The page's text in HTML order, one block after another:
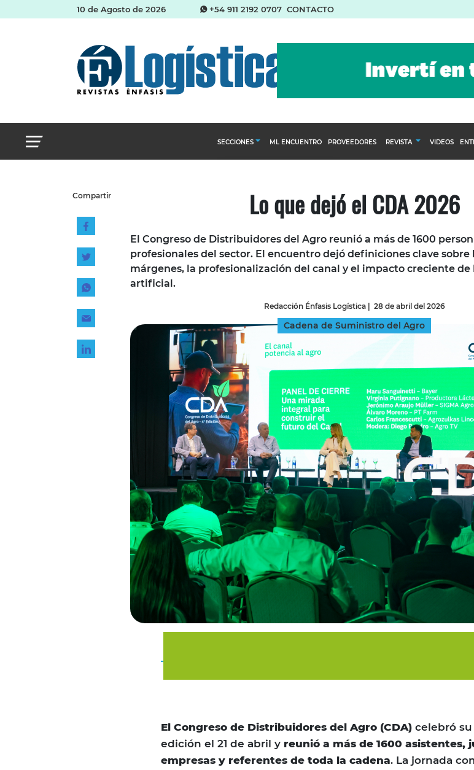
10 de Agosto de 2026 +54 911 2192 0707 CONTACTO
SECCIONES
Almacenes e inventarios
Logística y distribución
Management
ML ENCUENTRO PROVEEDORES REVISTA
INGRESAR
SUSCRÍBASE
VIDEOS
Compartir Lo que dejó el CDA 2026
El Congreso de Distribuidores del Agro reunió a más de 1600
profesionales del sector. El encuentro dejó definiciones clave sobre
márgenes, la profesionalización del canal y el impacto creciente
artificial.
Redacción Énfasis Logística| 28 de abril del 2026
Cadena de Suministro del Agro
El Congreso de Distribuidores del Agro (CDA) celebró
edición el 21 de abril y reunió a más de 1600 asistentes,
empresas y referentes de toda la cadena. La jornada